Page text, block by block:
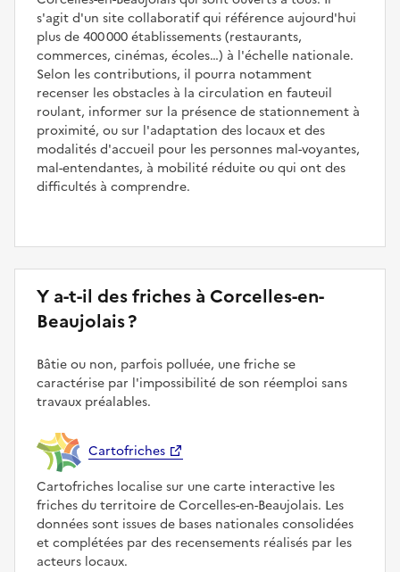
s'agit d'un site collaboratif qui référence aujourd'hui
plus de 400 000 établissements (restaurants,
commerces, cinémas, écoles…) à l'échelle nationale.
Selon les contributions, il pourra notamment
recenser les obstacles à la circulation en fauteuil
roulant, informer sur la présence de stationnement à
proximité, ou sur l'adaptation des locaux et des
modalités d'accueil pour les personnes mal-voyantes,
mal-entendantes, à mobilité réduite ou qui ont des
difficultés à comprendre.
Y a-t-il des friches à Corcelles-en-
Beaujolais ?
Bâtie ou non, parfois polluée, une friche se
caractérise par l'impossibilité de son réemploi sans
travaux préalables.
Cartofriches
Cartofriches localise sur une carte interactive les
friches du territoire de Corcelles-en-Beaujolais. Les
données sont issues de bases nationales consolidées
et complétées par des recensements réalisés par les
acteurs locaux.